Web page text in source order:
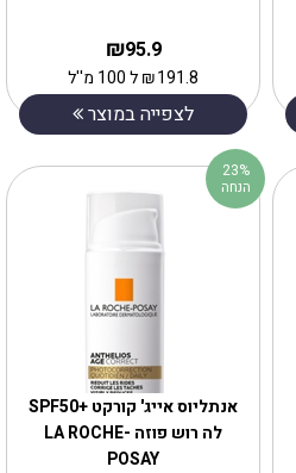
95.9
₪
191.8
₪ל 100 מ''ל
לצפייה במוצר
אנתליוס אייג' קורקט SPF50+‎
לה רוש פוזה ‏LA ROCHE-
POSAY
23%
הנחה